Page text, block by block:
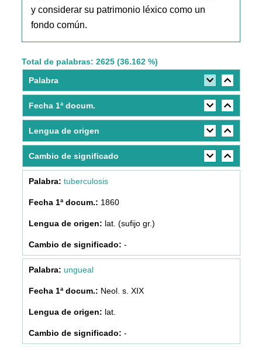
y considerar su patrimonio léxico como un
fondo común.
Total de palabras: 2625 (36.162 %)
Palabra
Fecha 1ª docum.
Lengua de origen
Cambio de significado
tuberculosis
1860
lat. (sufijo gr.)
-
ungueal
Neol. s. XIX
lat.
-